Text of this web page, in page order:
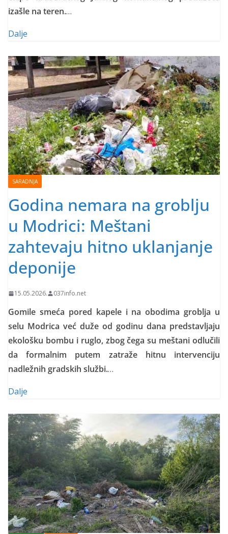
izašle na teren.…
Dalje
SARADNJA
Godina nemara na groblju
u Modrici: Meštani
zahtevaju hitno uklanjanje
deponije
15.05.2026. 037info.net
Gomile smeća pored kapele i na obodima groblja u
selu Modrica već duže od godinu dana predstavljaju
ekološku bombu i ruglo, zbog čega su meštani odlučili
da formalnim putem zatraže hitnu intervenciju
nadležnih gradskih službi.…
Dalje